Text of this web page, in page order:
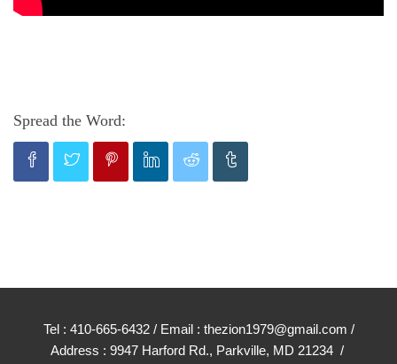
Spread the Word:
Tel : 410-665-6432 / Email : thezion1979@gmail.com /
Address : 9947 Harford Rd., Parkville, MD 21234 /